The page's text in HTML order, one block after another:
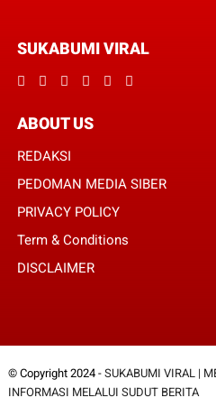
SUKABUMI VIRAL
ABOUT US
REDAKSI
PEDOMAN MEDIA SIBER
PRIVACY POLICY
Term & Conditions
DISCLAIMER
© Copyright 2024 - SUKABUMI VIRAL |
INFORMASI MELALUI SUDUT BERITA